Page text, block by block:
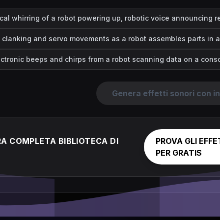
whirring of a robot powering up, robotic voice announcing
and servo movements as a robot assembles parts in
beeps and chirps from a robot scanning data on a
Genera effetti sonori con
COMPLETA BIBLIOTECA DI
PROVA GLI
PER GRATIS